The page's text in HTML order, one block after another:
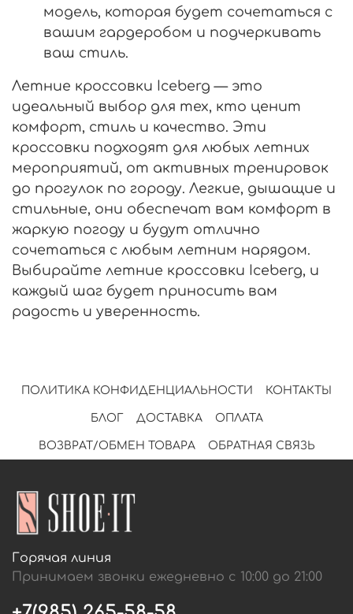
модель, которая будет сочетаться с
вашим гардеробом и подчеркивать
ваш стиль.
Летние кроссовки Iceberg — это
идеальный выбор для тех, кто ценит
комфорт, стиль и качество. Эти
кроссовки подходят для любых летних
мероприятий, от активных тренировок
до прогулок по городу. Легкие, дышащие и
стильные, они обеспечат вам комфорт в
жаркую погоду и будут отлично
сочетаться с любым летним нарядом.
Выбирайте летние кроссовки Iceberg, и
каждый шаг будет приносить вам
радость и уверенность.
ПОЛИТИКА КОНФИДЕНЦИАЛЬНОСТИ КОНТАКТЫ
БЛОГ ДОСТАВКА ОПЛАТА
ВОЗВРАТ/ОБМЕН ТОВАРА ОБРАТНАЯ СВЯЗЬ
Горячая линия
Принимаем звонки ежедневно с 10:00 до 21:00